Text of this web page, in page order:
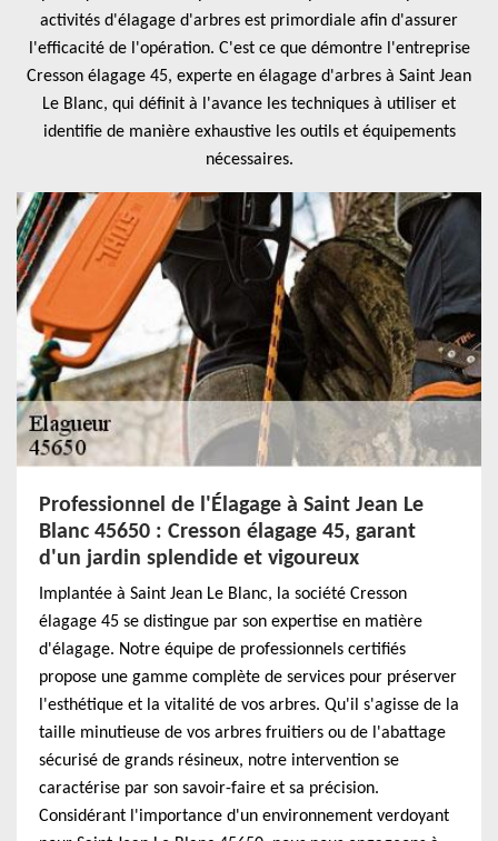
activités d'élagage d'arbres est primordiale afin d'assurer
l'efficacité de l'opération. C'est ce que démontre l'entreprise
Cresson élagage 45, experte en élagage d'arbres à Saint Jean
Le Blanc, qui définit à l'avance les techniques à utiliser et
identifie de manière exhaustive les outils et équipements
nécessaires.
Professionnel de l'Élagage à Saint Jean Le
Blanc 45650 : Cresson élagage 45, garant
d'un jardin splendide et vigoureux
Implantée à Saint Jean Le Blanc, la société Cresson
élagage 45 se distingue par son expertise en matière
d'élagage. Notre équipe de professionnels certifiés
propose une gamme complète de services pour préserver
l'esthétique et la vitalité de vos arbres. Qu'il s'agisse de la
taille minutieuse de vos arbres fruitiers ou de l'abattage
sécurisé de grands résineux, notre intervention se
caractérise par son savoir-faire et sa précision.
Considérant l'importance d'un environnement verdoyant